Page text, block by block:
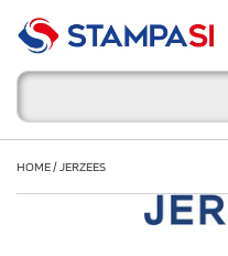
HOME/ JERZEES